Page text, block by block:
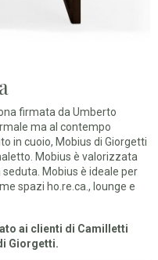
firmata da Umberto
ma al contempo
in cuoio, Mobius di Giorgetti
Mobius è valorizzata
Mobius è ideale per
spazi ho.re.ca., lounge e
ai clienti di Camilletti
Giorgetti.